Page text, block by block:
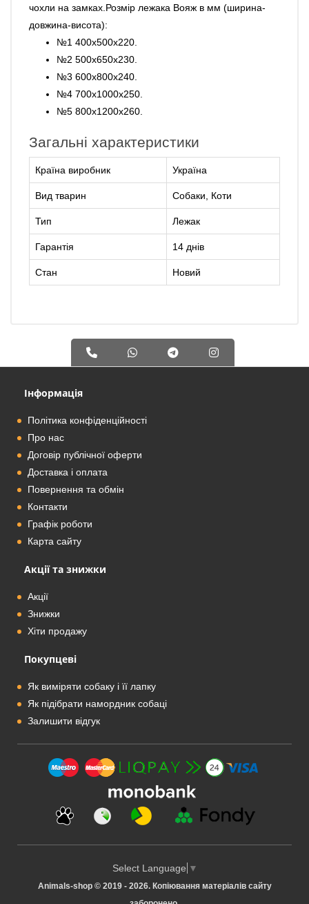
чохли на замках.Розмір лежака Вояж в мм (ширина-
довжина-висота):
№1 400х500х220.
№2 500х650х230.
№3 600х800х240.
№4 700х1000х250.
№5 800х1200х260.
Загальні характеристики
Країна виробник Україна
Вид тварин Собаки, Коти
Тип Лежак
Гарантія 14 днів
Стан Новий
Інформація
Політика конфіденційності
Про нас
Договір публічної оферти
Доставка і оплата
Повернення та обмін
Контакти
Графік роботи
Карта сайту
Акції та знижки
Акції
Знижки
Хіти продажу
Покупцеві
Як виміряти собаку і її лапку
Як підібрати намордник собаці
Залишити відгук
Select Language ▼
Animals-shop © 2019 - 2026. Копіювання матеріалів сайту